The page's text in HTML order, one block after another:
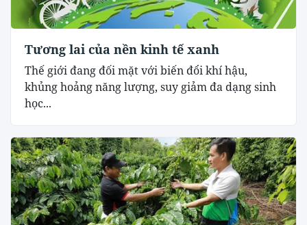
Tương lai của nền kinh tế xanh
Thế giới đang đối mặt với biến đổi khí hậu,
khủng hoảng năng lượng, suy giảm đa dạng sinh
học...